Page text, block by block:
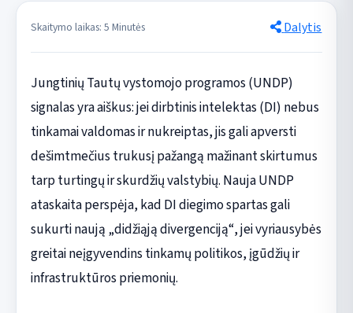
Skaitymo laikas: 5 Minutės Dalytis
Jungtinių Tautų vystomojo programos (UNDP)
signalas yra aiškus: jei dirbtinis intelektas (DI) nebus
tinkamai valdomas ir nukreiptas, jis gali apversti
dešimtmečius trukusį pažangą mažinant skirtumus
tarp turtingų ir skurdžių valstybių. Nauja UNDP
ataskaita perspėja, kad DI diegimo spartas gali
sukurti naują „didžiąją divergenciją“, jei vyriausybės
greitai neįgyvendins tinkamų politikos, įgūdžių ir
infrastruktūros priemonių.